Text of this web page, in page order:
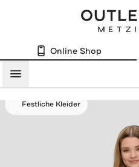
Online Shop
Menü
Festliche Kleider